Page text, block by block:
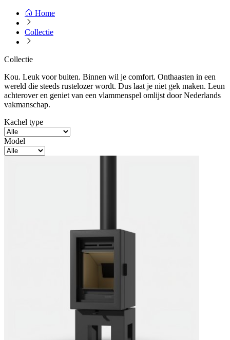
Home
Collectie
Collectie
Kou. Leuk voor buiten. Binnen wil je comfort. Onthaasten in een
wereld die steeds rustelozer wordt. Dus laat je niet gek maken. Leun
achterover en geniet van een vlammenspel omlijst door Nederlands
vakmanschap.
Kachel type
Model